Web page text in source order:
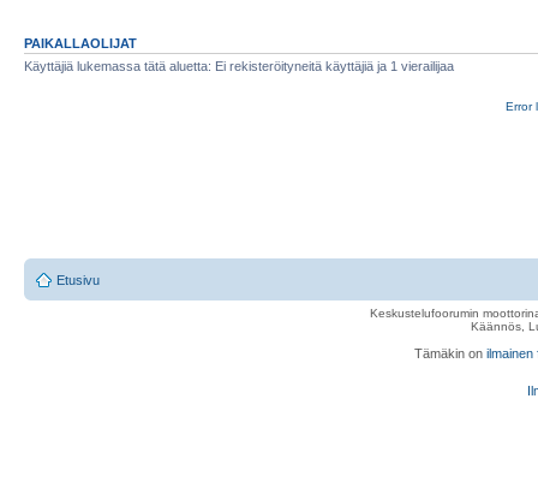
PAIKALLAOLIJAT
Käyttäjiä lukemassa tätä aluetta: Ei rekisteröityneitä käyttäjiä ja 1 vierailijaa
Error
Etusivu
Keskustelufoorumin
Käännös,
Tämäkin on ilmainen